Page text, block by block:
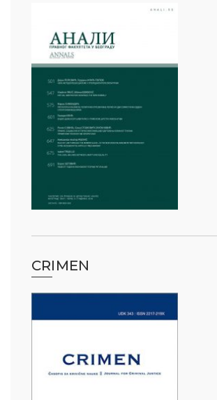
CRIMEN